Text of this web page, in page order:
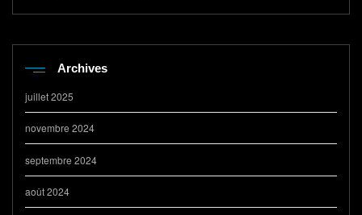
Archives
juillet 2025
novembre 2024
septembre 2024
août 2024